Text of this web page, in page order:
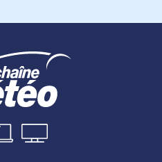
Colomb. L'Espagne y
capitale. C'est en 1810, que
à Bogotà, suivi en 1813
la Colombie est